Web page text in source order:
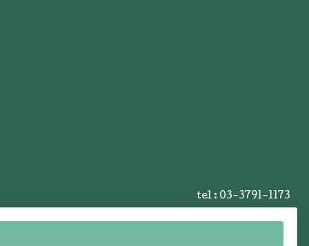
tel : 03-3791-1173